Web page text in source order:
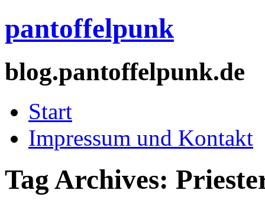
pantoffelpunk
blog.pantoffelpunk.de
Start
Impressum und Kontakt
Tag Archives: